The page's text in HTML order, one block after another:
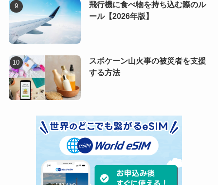
飛行機に食べ物を持ち込む際のル
ール【2026年版】
スポケーン山火事の被災者を支援
する方法